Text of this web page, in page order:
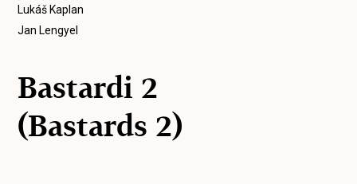
Lukáš Kaplan
Jan Lengyel
Bastardi 2
(Bastards 2)